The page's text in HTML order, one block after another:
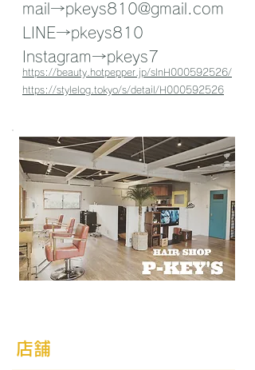
mail→pkeys810@gmail.com
LINE→pkeys810
Instagram→pkeys7
https://beauty.hotpepper.jp/slnH000592526/
https://stylelog.tokyo/s/detail/H000592526
​店舗